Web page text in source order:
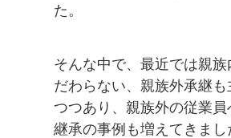
た。
そんな中で、最近では親族
だわらない、親族外承継も
つつあり、親族外の従業
継承の事例も増えてきまし